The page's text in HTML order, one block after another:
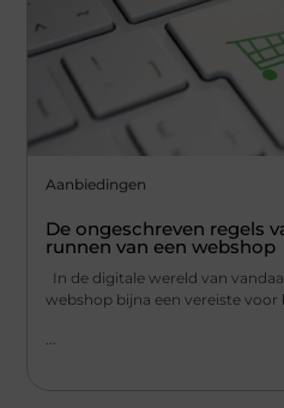
Aanbiedingen
De ongeschreven regels
runnen van een webshop
In de digitale wereld van
webshop bijna een vereiste voor